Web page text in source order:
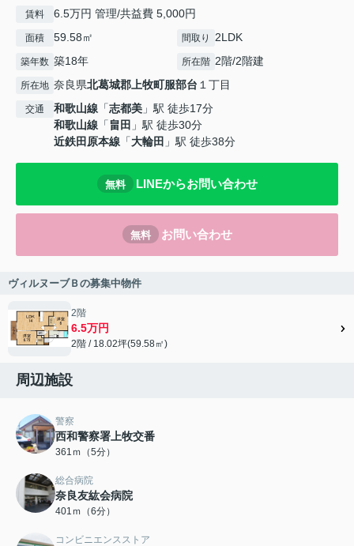
賃料 6.5万円 管理/共益費 5,000円
面積 59.58㎡ 間取り 2LDK
築年数 築18年 所在階 2階/2階建
所在地 奈良県北葛城郡上牧町服部台 １丁目
交通 和歌山線 「志都美 」駅 徒歩17分
和歌山線 「畠田 」駅 徒歩30分
近鉄田原本線 「大輪田 」駅 徒歩38分
無料 LINEからお問い合わせ
無料 お問い合わせ
ヴィルヌーブＢの募集中物件
2階
6.5万円
2階 / 18.02坪(59.58㎡)
周辺施設
警察
西和警察署上牧交番
361ｍ（5分）
総合病院
奈良友紘会病院
401ｍ（6分）
コンビニエンスストア